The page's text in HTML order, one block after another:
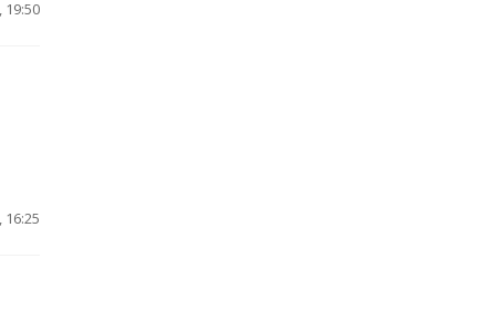
19:50